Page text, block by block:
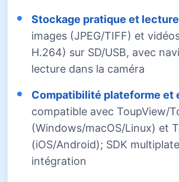
Stockage pratique et
images (JPEG/TIFF) et
H.264) sur SD/USB, avec
lecture dans la caméra
Compatibilité plateforme et
compatible avec ToupView/
(Windows/macOS/Linux) et
(iOS/Android); SDK
intégration